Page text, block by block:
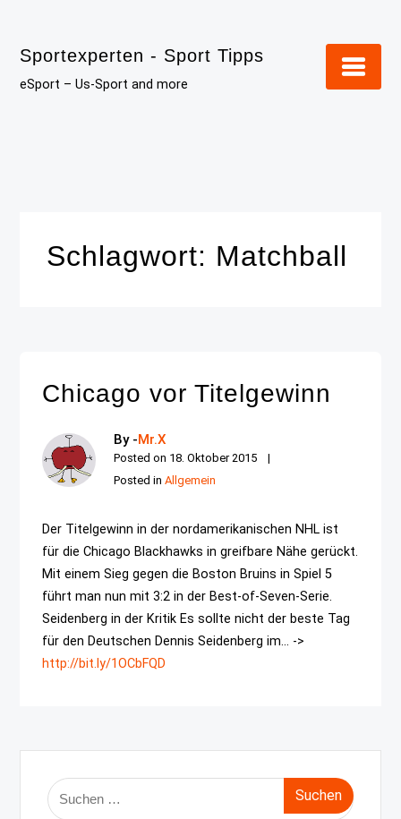
content
Sportexperten - Sport Tipps
eSport – Us-Sport and more
Schlagwort: Matchball
Chicago vor Titelgewinn
By -Mr.X
Posted on 18. Oktober 2015
Posted inAllgemein
Der Titelgewinn in der nordamerikanischen NHL ist
für die Chicago Blackhawks in greifbare Nähe gerückt.
Mit einem Sieg gegen die Boston Bruins in Spiel 5
führt man nun mit 3:2 in der Best-of-Seven-Serie.
Seidenberg in der Kritik Es sollte nicht der beste Tag
für den Deutschen Dennis Seidenberg im... ->
http://bit.ly/1OCbFQD
Suche
nach: